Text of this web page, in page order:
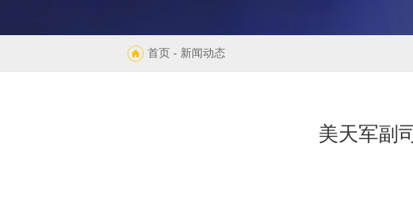
首页 - 新闻动态
美天军